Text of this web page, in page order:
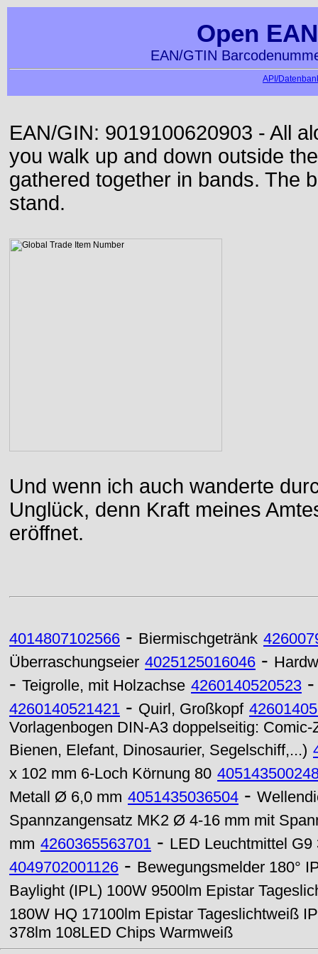
Open
EAN/GTIN
API/
EAN/GIN: 9019100620903 - All
you walk up and down outside
gathered together in bands. The
stand.
Und wenn ich auch wanderte
Unglück, denn Kraft meines
eröffnet.
4014807102566 - Biermischgetränk
Überraschungseier 4025125016046 -
- Teigrolle, mit Holzachse 4260140520523
4260140521421 - Quirl, Großkopf
Vorlagenbogen DIN-A3 doppelseitig:
Bienen, Elefant, Dinosaurier, Segelschiff,...)
x 102 mm 6-Loch Körnung 80
Metall Ø 6,0 mm 4051435036504 -
Spannzangensatz MK2 Ø 4-16 mm mit
mm 4260365563701 - LED Leuchtmittel
4049702001126 - Bewegungsmelder 180°
Baylight (IPL) 100W 9500lm Epistar
180W HQ 17100lm Epistar Tageslichtweiß
378lm 108LED Chips Warmweiß